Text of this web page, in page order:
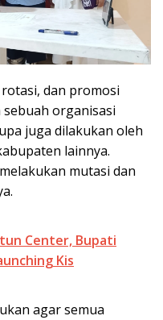
dan promosi
sebuah organisasi
juga dilakukan oleh
lainnya.
mutasi dan
Center, Bupati
Kis
agar semua